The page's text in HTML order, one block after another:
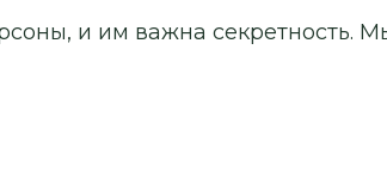
и им важна секретность.